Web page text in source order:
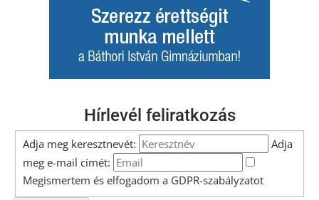
Hírlevél feliratkozás
Adja meg keresztnevét:
Adja
meg e-mail címét:
Megismertem és elfogadom a GDPR-szabályzatot